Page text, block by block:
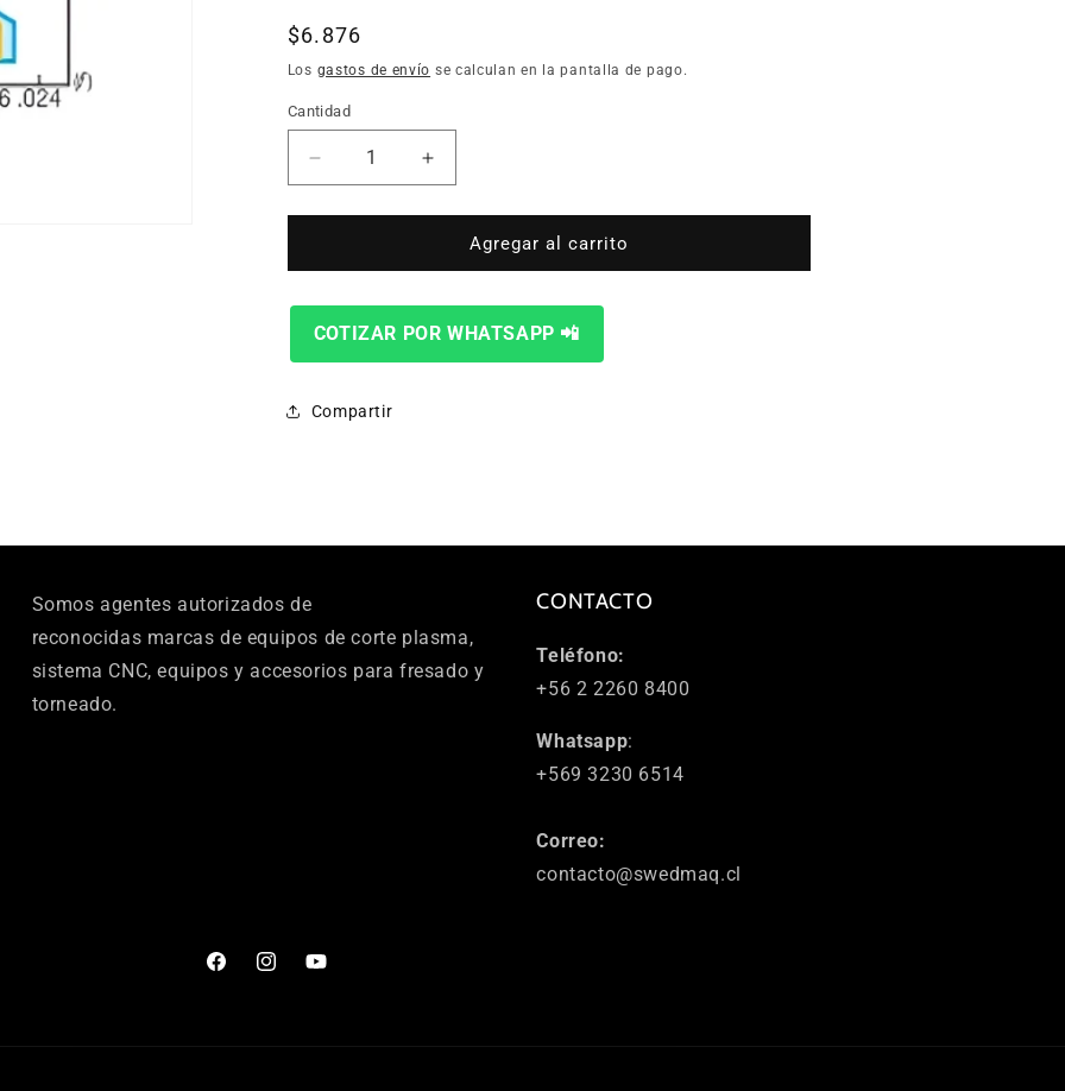
Precio
habitual
$6.876
Los gastos de envío se calculan en la pantalla de pago.
Cantidad
Cantidad
Reducir
cantidad
para
TORNO
GU-
AC8025P
Aumentar
cantidad
para
INSERTO
TORNO
GU-
AC8025P
Agregar al carrito
COTIZAR POR WHATSAPP 📲
Compartir
Somos agentes autorizados de
reconocidas marcas de equipos de corte plasma,
sistema CNC, equipos y accesorios para fresado y
torneado.
CONTACTO
Teléfono:
+56 2 2260 8400
Whatsapp:
+569 3230 6514
Correo:
contacto@swedmaq.cl
FacebookInstagramYouTube